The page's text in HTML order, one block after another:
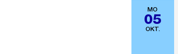
MO
05
OKT.